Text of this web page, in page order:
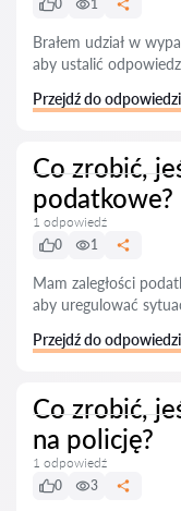
0
1
Brałem udział w
aby ustalić
Przejdź do odpowiedzi
Co zrobić,
podatkowe?
1 odpowiedź
0
1
Mam zaległości
aby uregulować
Przejdź do odpowiedzi
Co zrobić,
na policję?
1 odpowiedź
0
3